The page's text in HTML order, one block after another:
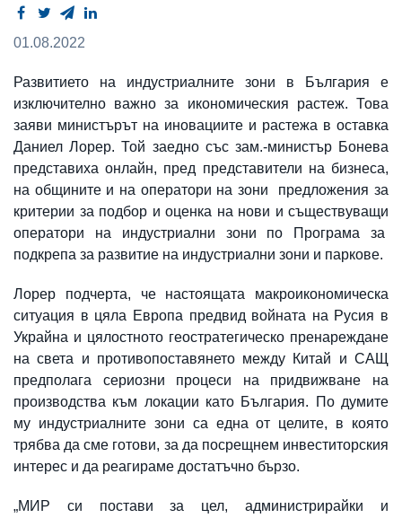
01.08.2022
Развитието на индустриалните зони в България е
изключително важно за икономическия растеж. Това
заяви министърът на иновациите и растежа в оставка
Даниел Лорер. Той заедно със зам.-министър Бонева
представиха онлайн, пред представители на бизнеса,
на общините и на оператори на зони предложения за
критерии за подбор и оценка на нови и съществуващи
оператори на индустриални зони по Програма за
подкрепа за развитие на индустриални зони и паркове.
Лорер подчерта, че настоящата макроикономическа
ситуация в цяла Европа предвид войната на Русия в
Украйна и цялостното геостратегическо пренареждане
на света и противопоставянето между Китай и САЩ
предполага сериозни процеси на придвижване на
производства към локации като България. По думите
му индустриалните зони са една от целите, в която
трябва да сме готови, за да посрещнем инвеститорския
интерес и да реагираме достатъчно бързо.
„МИР си постави за цел, администрирайки и